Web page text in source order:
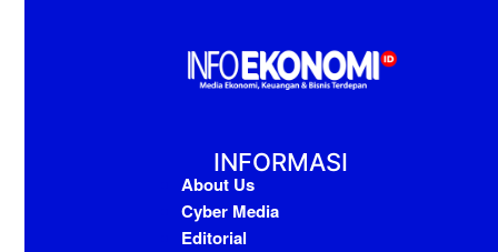
INFORMASI
About Us
Cyber Media
Editorial